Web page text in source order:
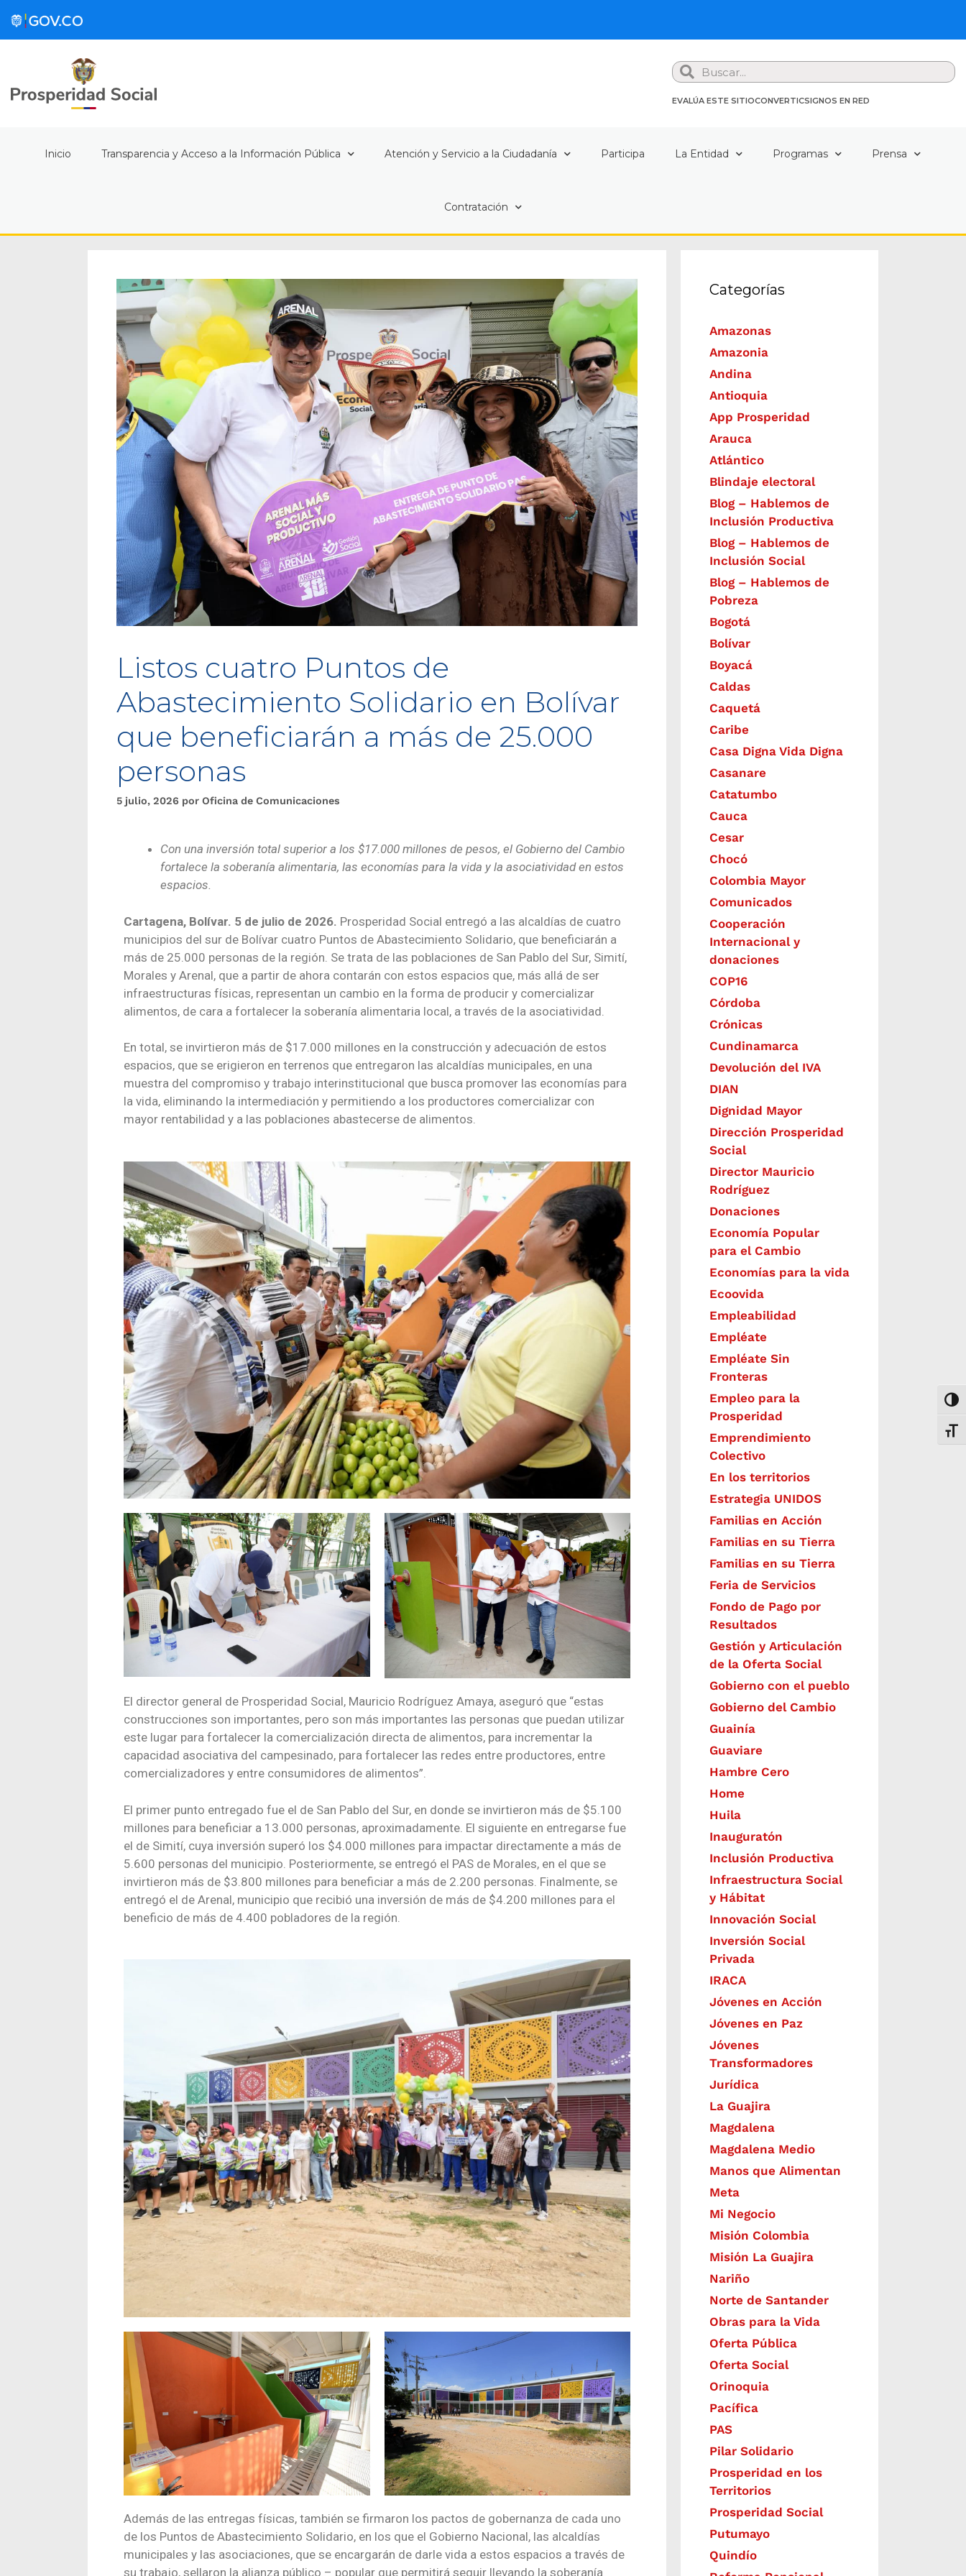
Search
EVALÚA ESTE SITIOCONVERTICSIGNOS EN RED
Inicio Transparencia y Acceso a la Información Pública Atención y Servicio a la Ciudadanía Participa La Entidad Programas Prensa
Contratación
Listos cuatro Puntos de
Abastecimiento Solidario en Bolívar
que beneficiarán a más de 25.000
personas
5 julio, 2026 por Oficina de Comunicaciones
Con una inversión total superior a los $17.000 millones de pesos, el Gobierno del Cambio
fortalece la soberanía alimentaria, las economías para la vida y la asociatividad en estos
espacios.
Cartagena, Bolívar. 5 de julio de 2026. Prosperidad Social entregó a las alcaldías de cuatro
municipios del sur de Bolívar cuatro Puntos de Abastecimiento Solidario, que beneficiarán a
más de 25.000 personas de la región. Se trata de las poblaciones de San Pablo del Sur, Simití,
Morales y Arenal, que a partir de ahora contarán con estos espacios que, más allá de ser
infraestructuras físicas, representan un cambio en la forma de producir y comercializar
alimentos, de cara a fortalecer la soberanía alimentaria local, a través de la asociatividad.
En total, se invirtieron más de $17.000 millones en la construcción y adecuación de estos
espacios, que se erigieron en terrenos que entregaron las alcaldías municipales, en una
muestra del compromiso y trabajo interinstitucional que busca promover las economías para
la vida, eliminando la intermediación y permitiendo a los productores comercializar con
mayor rentabilidad y a las poblaciones abastecerse de alimentos.
El director general de Prosperidad Social, Mauricio Rodríguez Amaya, aseguró que “estas
construcciones son importantes, pero son más importantes las personas que puedan utilizar
este lugar para fortalecer la comercialización directa de alimentos, para incrementar la
capacidad asociativa del campesinado, para fortalecer las redes entre productores, entre
comercializadores y entre consumidores de alimentos”.
El primer punto entregado fue el de San Pablo del Sur, en donde se invirtieron más de $5.100
millones para beneficiar a 13.000 personas, aproximadamente. El siguiente en entregarse fue
el de Simití, cuya inversión superó los $4.000 millones para impactar directamente a más de
5.600 personas del municipio. Posteriormente, se entregó el PAS de Morales, en el que se
invirtieron más de $3.800 millones para beneficiar a más de 2.200 personas. Finalmente, se
entregó el de Arenal, municipio que recibió una inversión de más de $4.200 millones para el
beneficio de más de 4.400 pobladores de la región.
Además de las entregas físicas, también se firmaron los pactos de gobernanza de cada uno
de los Puntos de Abastecimiento Solidario, en los que el Gobierno Nacional, las alcaldías
municipales y las asociaciones, que se encargarán de darle vida a estos espacios a través de
su trabajo, sellaron la alianza público – popular que permitirá seguir llevando la soberanía
Categorías
Amazonas
Amazonia
Andina
Antioquia
App Prosperidad
Arauca
Atlántico
Blindaje electoral
Blog – Hablemos de
Inclusión Productiva
Blog – Hablemos de
Inclusión Social
Blog – Hablemos de
Pobreza
Bogotá
Bolívar
Boyacá
Caldas
Caquetá
Caribe
Casa Digna Vida Digna
Casanare
Catatumbo
Cauca
Cesar
Chocó
Colombia Mayor
Comunicados
Cooperación
Internacional y
donaciones
COP16
Córdoba
Crónicas
Cundinamarca
Devolución del IVA
DIAN
Dignidad Mayor
Dirección Prosperidad
Social
Director Mauricio
Rodríguez
Donaciones
Economía Popular
para el Cambio
Economías para la vida
Ecoovida
Empleabilidad
Empléate
Empléate Sin
Fronteras
Empleo para la
Prosperidad
Emprendimiento
Colectivo
En los territorios
Estrategia UNIDOS
Familias en Acción
Familias en su Tierra
Familias en su Tierra
Feria de Servicios
Fondo de Pago por
Resultados
Gestión y Articulación
de la Oferta Social
Gobierno con el pueblo
Gobierno del Cambio
Guainía
Guaviare
Hambre Cero
Home
Huila
Inauguratón
Inclusión Productiva
Infraestructura Social
y Hábitat
​Innovación Social
Inversión Social
Privada
IRACA
Jóvenes en Acción
Jóvenes en Paz
Jóvenes
Transformadores
Jurídica
La Guajira
Magdalena
Magdalena Medio
Manos que Alimentan
Meta
Mi Negocio
Misión Colombia
Misión La Guajira
Nariño
Norte de Santander
Obras para la Vida
Oferta Pública
Oferta Social​​
Orinoquia
Pacífica
PAS
Pilar Solidario
Prosperidad en los
Territorios
Prosperidad Social
Putumayo
Quindío